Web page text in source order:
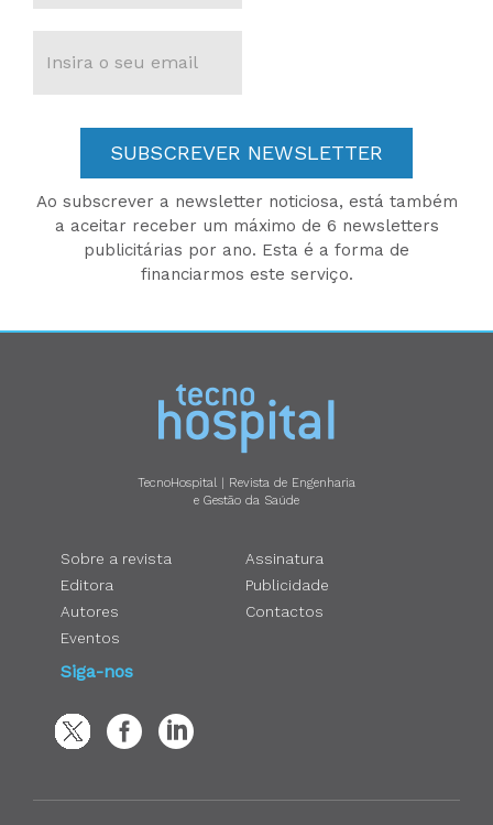
SUBSCREVER NEWSLETTER
Ao subscrever a newsletter noticiosa, está também
a aceitar receber um máximo de 6 newsletters
publicitárias por ano. Esta é a forma de
financiarmos este serviço.
TecnoHospital | Revista de Engenharia
e Gestão da Saúde
Sobre a revista
Editora
Autores
Eventos
Assinatura
Publicidade
Contactos
Siga-nos